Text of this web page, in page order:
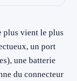
vient le plus
un port
une batterie
du connecteur
— que faire ?
en charge » ou «